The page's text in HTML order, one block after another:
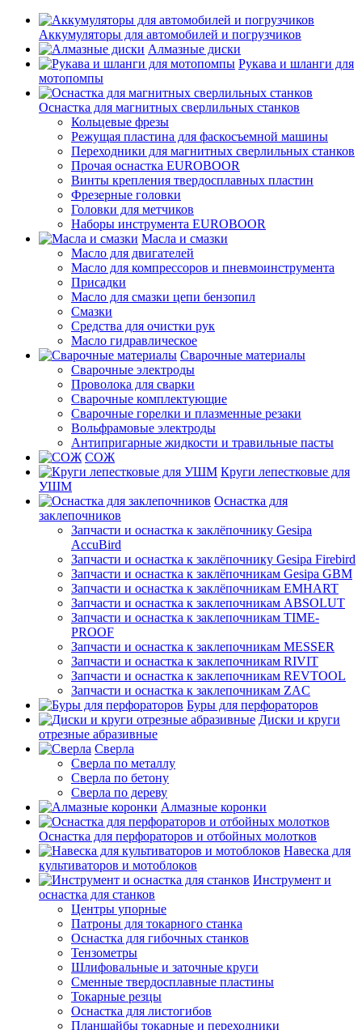
Аккумуляторы для автомобилей и погрузчиков
Алмазные диски
Рукава и шланги для
мотопомпы
Оснастка для магнитных сверлильных станков
Кольцевые фрезы
Режущая пластина для фаскосъемной машины
Переходники для магнитных сверлильных станков
Прочая оснастка EUROBOOR
Винты крепления твердосплавных пластин
Фрезерные головки
Головки для метчиков
Наборы инструмента EUROBOOR
Масла и смазки
Масло для двигателей
Масло для компрессоров и пневмоинструмента
Присадки
Масло для смазки цепи бензопил
Смазки
Средства для очистки рук
Масло гидравлическое
Сварочные материалы
Сварочные электроды
Проволока для сварки
Сварочные комплектующие
Сварочные горелки и плазменные резаки
Вольфрамовые электроды
Антипригарные жидкости и травильные пасты
СОЖ
Круги лепестковые для
УШМ
Оснастка для
заклепочников
Запчасти и оснастка к заклёпочнику Gesipa
AccuBird
Запчасти и оснастка к заклёпочнику Gesipa Firebird
Запчасти и оснастка к заклёпочникам Gesipa GBM
Запчасти и оснастка к заклёпочникам EMHART
Запчасти и оснастка к заклепочникам ABSOLUT
Запчасти и оснастка к заклепочникам TIME-
PROOF
Запчасти и оснастка к заклепочникам MESSER
Запчасти и оснастка к заклепочникам RIVIT
Запчасти и оснастка к заклепочникам REVTOOL
Запчасти и оснастка к заклепочникам ZAC
Буры для перфораторов
Диски и круги
отрезные абразивные
Сверла
Сверла по металлу
Сверла по бетону
Сверла по дереву
Алмазные коронки
Оснастка для перфораторов и отбойных молотков
Навеска для
культиваторов и мотоблоков
Инструмент и
оснастка для станков
Центры упорные
Патроны для токарного станка
Оснастка для гибочных станков
Тензометры
Шлифовальные и заточные круги
Сменные твердосплавные пластины
Токарные резцы
Оснастка для листогибов
Планшайбы токарные и переходники